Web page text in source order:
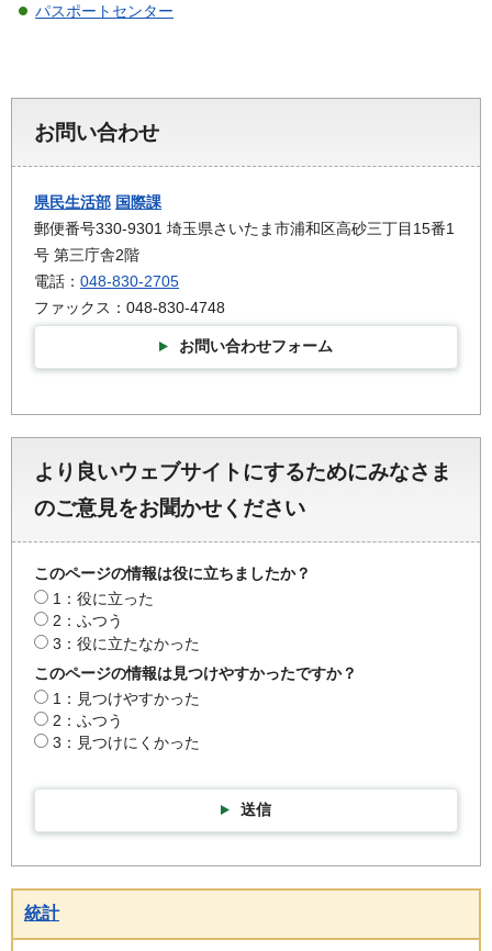
パスポートセンター
お問い合わせ
県民生活部 国際課
郵便番号330-9301 埼玉県さいたま市浦和区高砂三丁目15番1
号 第三庁舎2階
電話： 048-830-2705
ファックス：048-830-4748
お問い合わせフォーム
より良いウェブサイトにするためにみなさま
のご意見をお聞かせください
このページの情報は役に立ちましたか？
1：役に立った
2：ふつう
3：役に立たなかった
このページの情報は見つけやすかったですか？
1：見つけやすかった
2：ふつう
3：見つけにくかった
送信
統計